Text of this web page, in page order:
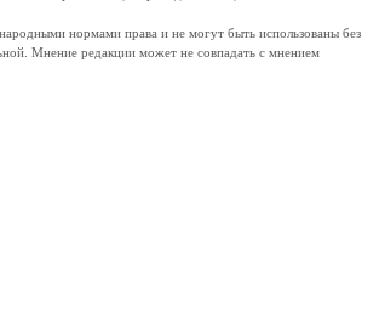
нормами права и не могут быть использованы без
Мнение редакции может не совпадать с мнением